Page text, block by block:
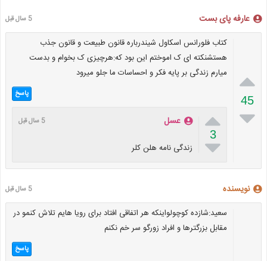
عارفه پای بست 5 سال قبل

45

کتاب فلورانس اسکاول شیندرباره قانون طبیعت و قانون جذب
هستشنکته ای ک اموختم این بود که:هرچیزی ک بخوام و بدست
میارم زندگی بر پایه فکر و احساسات ما جلو میرود
پاسخ

3

عسل 5 سال قبل
زندگی نامه هلن کلر
نویسنده 5 سال قبل
سعید:شازده کوچولواینکه هر اتفاقی افتاد برای رویا هایم تلاش کنمو در
مقابل بزرگترها و افراد زورگو سر خم نکنم
پاسخ